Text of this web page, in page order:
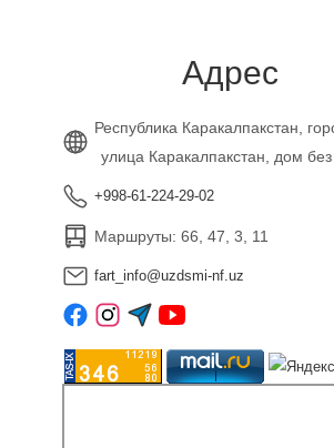
Адрес
Республика Каракалпакстан,
улица Каракалпакстан, дом
+998-61-224-29-02
Маршруты: 66, 47, 3, 11
fart_info@uzdsmi-nf.uz